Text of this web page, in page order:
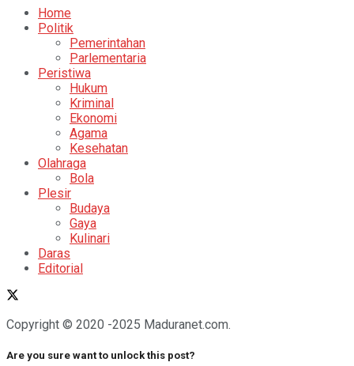
Home
Politik
Pemerintahan
Parlementaria
Peristiwa
Hukum
Kriminal
Ekonomi
Agama
Kesehatan
Olahraga
Bola
Plesir
Budaya
Gaya
Kulinari
Daras
Editorial
Copyright © 2020 -2025 Maduranet.com.
Are you sure want to unlock this post?